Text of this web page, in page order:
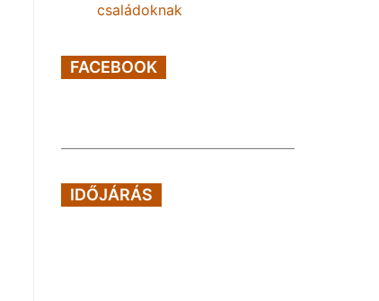
családoknak
FACEBOOK
IDŐJÁRÁS